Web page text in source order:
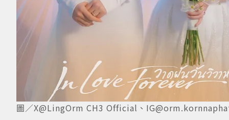
圖／X@LingOrm CH3 Official、